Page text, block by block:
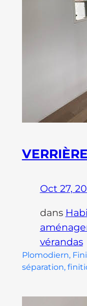
Oct 27,
dans
vérandas
Plomodiern,
séparation,